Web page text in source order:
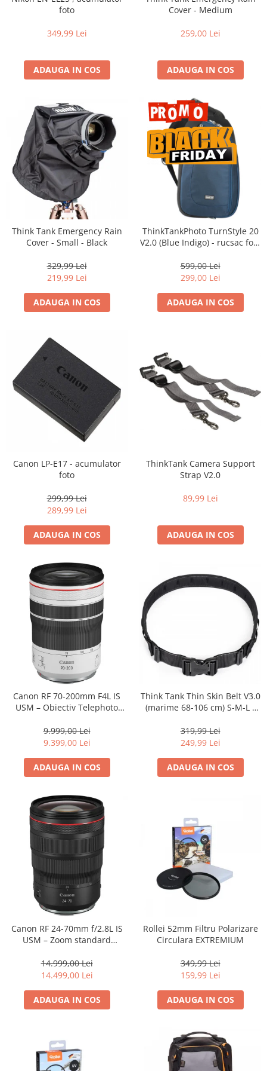
Accesorii diverse
foto
349,99 Lei
ADAUGA IN COS
Cover - Medium
259,00 Lei
ADAUGA IN COS
Think Tank Emergency Rain
Cover - Small - Black
329,99 Lei
219,99 Lei
ADAUGA IN COS
ThinkTankPhoto TurnStyle 20
V2.0 (Blue Indigo) - rucsac foto
599,00 Lei
299,00 Lei
ADAUGA IN COS
Canon LP-E17 - acumulator
foto
299,99 Lei
289,99 Lei
ADAUGA IN COS
ThinkTank Camera Support
Strap V2.0
89,99 Lei
ADAUGA IN COS
Canon RF 70-200mm F4L IS
USM – Obiectiv Telephoto
9.999,00 Lei
9.399,00 Lei
ADAUGA IN COS
Think Tank Thin Skin Belt V3.0
(marime 68-106 cm) S-M-L -
319,99 Lei
249,99 Lei
ADAUGA IN COS
Canon RF 24-70mm f/2.8L IS
USM – Zoom standard
14.999,00 Lei
14.499,00 Lei
ADAUGA IN COS
Rollei 52mm Filtru Polarizare
Circulara EXTREMIUM
349,99 Lei
159,99 Lei
ADAUGA IN COS